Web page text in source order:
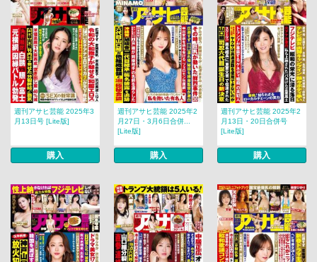
週刊アサヒ芸能 2025年3
月13日号 [Lite版]
購入
週刊アサヒ芸能 2025年2
月27日・3月6日合併...
[Lite版]
購入
週刊アサヒ芸能 2025年2
月13日・20日合併号
[Lite版]
購入